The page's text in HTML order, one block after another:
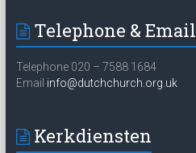
Telephone & Email
Telephone 020 – 7588 1684
Email info@dutchchurch.org.uk
Kerkdiensten